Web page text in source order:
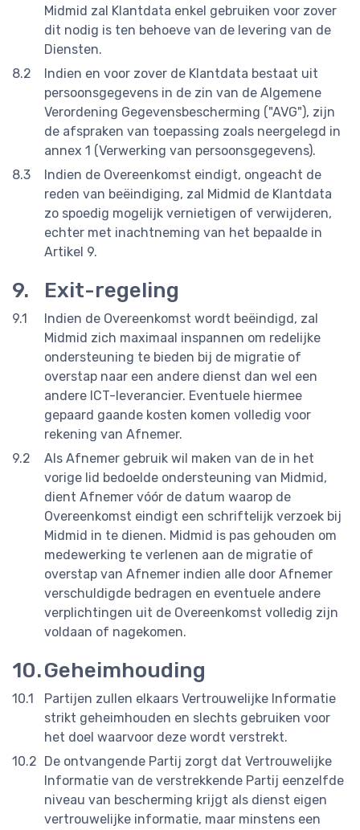
Midmid zal Klantdata enkel gebruiken voor zover
dit nodig is ten behoeve van de levering van de
Diensten.
Indien en voor zover de Klantdata bestaat uit
persoonsgegevens in de zin van de Algemene
Verordening Gegevensbescherming ("AVG"), zijn
de afspraken van toepassing zoals neergelegd in
annex 1 (Verwerking van persoonsgegevens).
Indien de Overeenkomst eindigt, ongeacht de
reden van beëindiging, zal Midmid de Klantdata
zo spoedig mogelijk vernietigen of verwijderen,
echter met inachtneming van het bepaalde in
Artikel 9.
Exit-regeling
Indien de Overeenkomst wordt beëindigd, zal
Midmid zich maximaal inspannen om redelijke
ondersteuning te bieden bij de migratie of
overstap naar een andere dienst dan wel een
andere ICT-leverancier. Eventuele hiermee
gepaard gaande kosten komen volledig voor
rekening van Afnemer.
Als Afnemer gebruik wil maken van de in het
vorige lid bedoelde ondersteuning van Midmid,
dient Afnemer vóór de datum waarop de
Overeenkomst eindigt een schriftelijk verzoek bij
Midmid in te dienen. Midmid is pas gehouden om
medewerking te verlenen aan de migratie of
overstap van Afnemer indien alle door Afnemer
verschuldigde bedragen en eventuele andere
verplichtingen uit de Overeenkomst volledig zijn
voldaan of nagekomen.
Geheimhouding
Partijen zullen elkaars Vertrouwelijke Informatie
strikt geheimhouden en slechts gebruiken voor
het doel waarvoor deze wordt verstrekt.
De ontvangende Partij zorgt dat Vertrouwelijke
Informatie van de verstrekkende Partij eenzelfde
niveau van bescherming krijgt als dienst eigen
vertrouwelijke informatie, maar minstens een